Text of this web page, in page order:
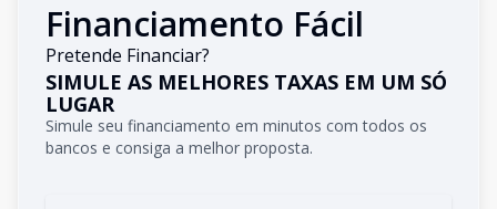
Financiamento Fácil
Pretende Financiar?
SIMULE AS MELHORES TAXAS EM UM SÓ
LUGAR
Simule seu financiamento em minutos com todos os
bancos e consiga a melhor proposta.